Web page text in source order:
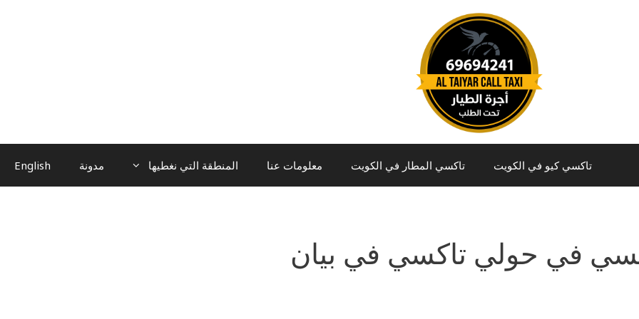
تاكسي كيو في الكويت تاكسي المطار في الكويت معلومات عنا المنطقة التي نغطيها مدونة English
في حولي تاكسي في بيان